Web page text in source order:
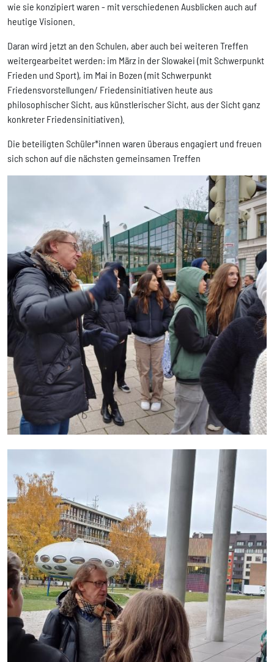
wie sie konzipiert waren - mit verschiedenen Ausblicken auch auf
heutige Visionen.
Daran wird jetzt an den Schulen, aber auch bei weiteren Treffen
weitergearbeitet werden: im März in der Slowakei (mit Schwerpunkt
Frieden und Sport), im Mai in Bozen (mit Schwerpunkt
Friedensvorstellungen/ Friedensinitiativen heute aus
philosophischer Sicht, aus künstlerischer Sicht, aus der Sicht ganz
konkreter Friedensinitiativen).
Die beteiligten Schüler*innen waren überaus engagiert und freuen
sich schon auf die nächsten gemeinsamen Treffen